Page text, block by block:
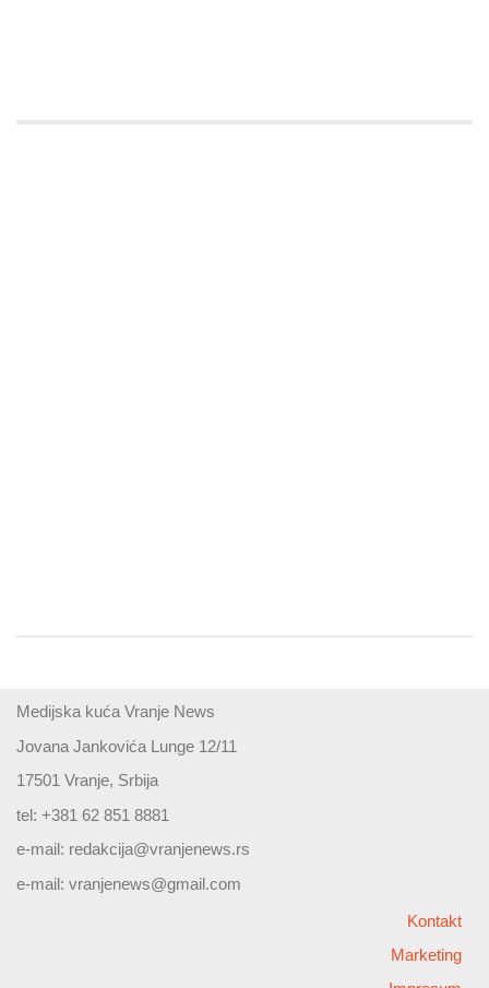
Medijska kuća Vranje News
Jovana Jankovića Lunge 12/11
17501 Vranje, Srbija
tel: +381 62 851 8881
e-mail: redakcija@vranjenews.rs
e-mail: vranjenews@gmail.com
Kontakt
Marketing